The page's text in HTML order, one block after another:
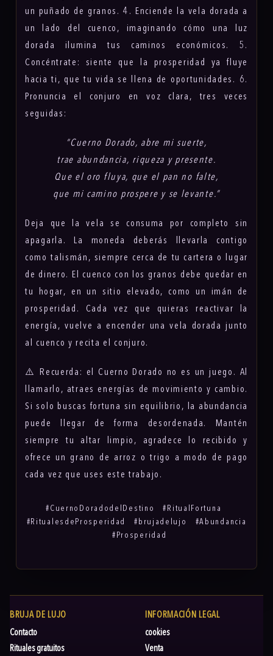
un puñado de granos. 4. Enciende la vela dorada a
un lado del cuenco, imaginando cómo una luz
dorada ilumina tus caminos económicos. 5.
Concéntrate: siente que la prosperidad ya fluye
hacia ti, que tu vida se llena de oportunidades. 6.
Pronuncia el conjuro en voz clara, tres veces
seguidas:
“Cuerno Dorado, abre mi suerte,
trae abundancia, riqueza y presente.
Que el oro fluya, que el pan no falte,
que mi camino prospere y se levante.”
Deja que la vela se consuma por completo sin
apagarla. La moneda deberás llevarla contigo
como talismán, siempre cerca de tu cartera o lugar
de dinero. El cuenco con los granos debe quedar en
tu hogar, en un sitio elevado, como un imán de
prosperidad. Cada vez que quieras reactivar la
energía, vuelve a encender una vela dorada junto
al cuenco y recita el conjuro.
⚠️ Recuerda: el Cuerno Dorado no es un juego. Al
llamarlo, atraes energías de movimiento y cambio.
Si solo buscas fortuna sin equilibrio, la abundancia
puede llegar de forma desordenada. Mantén
siempre tu altar limpio, agradece lo recibido y
ofrece un grano de arroz o trigo a modo de pago
cada vez que uses este trabajo.
#CuernoDoradodelDestino #RitualFortuna
#RitualesdeProsperidad #brujadelujo #Abundancia
#Prosperidad
BRUJA DE LUJO
Contacto
Rituales gratuitos
INFORMACIÓN LEGAL
cookies
Venta